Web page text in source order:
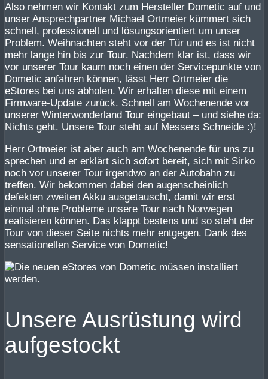
Also nehmen wir Kontakt zum Hersteller Dometic auf und
unser Ansprechpartner Michael Ortmeier kümmert sich
schnell, professionell und lösungsorientiert um unser
Problem. Weihnachten steht vor der Tür und es ist nicht
mehr lange hin bis zur Tour. Nachdem klar ist, dass wir
vor unserer Tour kaum noch einen der Servicepunkte von
Dometic anfahren können, lässt Herr Ortmeier die
eStores bei uns abholen. Wir erhalten diese mit einem
Firmware-Update zurück. Schnell am Wochenende vor
unserer Winterwonderland Tour eingebaut – und siehe da:
Nichts geht. Unsere Tour steht auf Messers Schneide :)!
Herr Ortmeier ist aber auch am Wochenende für uns zu
sprechen und er erklärt sich sofort bereit, sich mit Sirko
noch vor unserer Tour irgendwo an der Autobahn zu
treffen. Wir bekommen dabei den augenscheinlich
defekten zweiten Akku ausgetauscht, damit wir erst
einmal ohne Probleme unsere Tour nach Norwegen
realisieren können. Das klappt bestens und so steht der
Tour von dieser Seite nichts mehr entgegen. Dank des
sensationellen Service von Dometic!
Unsere Ausrüstung wird
aufgestockt